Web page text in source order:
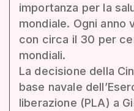
importanza per la
mondiale. Ogni anno
con circa il 30 per
mondiali.
La decisione della
base navale
liberazione (PLA) a